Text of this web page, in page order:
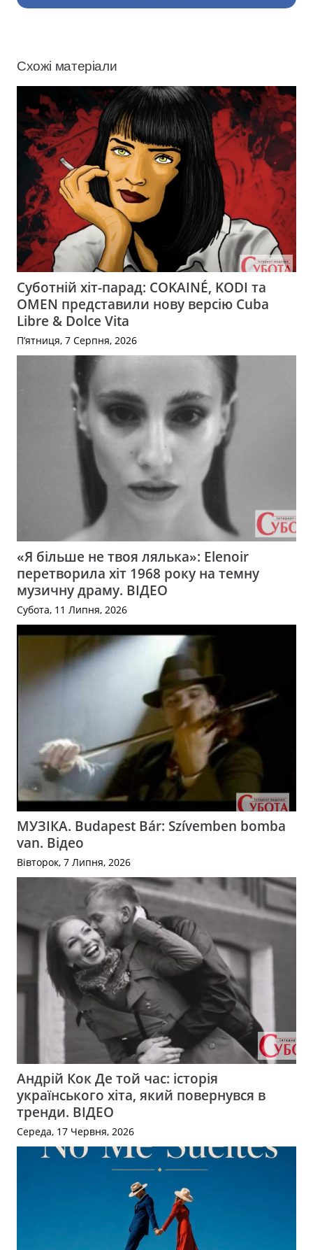
Схожі матеріали
Суботній хіт-парад: COKAINÉ, KODI та
OMEN представили нову версію Cuba
Libre & Dolce Vita
П’ятниця, 7 Серпня, 2026
«Я більше не твоя лялька»: Elenoir
перетворила хіт 1968 року на темну
музичну драму. ВІДЕО
Субота, 11 Липня, 2026
МУЗІКА. Budapest Bár: Szívemben bomba
van. Відео
Вівторок, 7 Липня, 2026
Андрій Кок Де той час: історія
українського хіта, який повернувся в
тренди. ВІДЕО
Середа, 17 Червня, 2026